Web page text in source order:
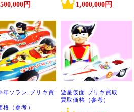
500,000円 1,000,000円
年ソラン ブリキ買
格（参考）
遊星仮面 ブリキ買取
買取価格（参考）